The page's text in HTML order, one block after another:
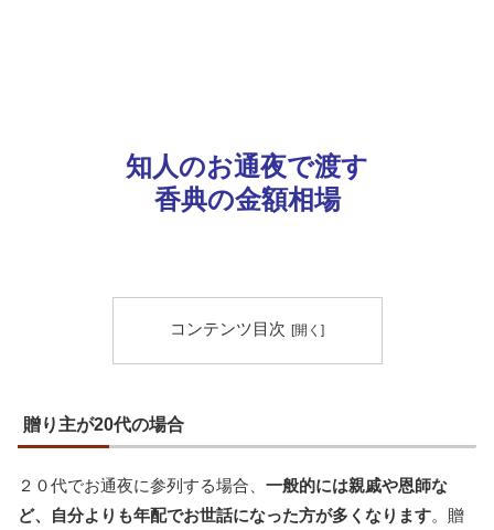
知人のお通夜で渡す
香典の金額相場
コンテンツ目次
贈り主が20代の場合
２０代でお通夜に参列する場合、 一般的には親戚や恩師な
ど、自分よりも年配でお世話になった方が多くなります。贈